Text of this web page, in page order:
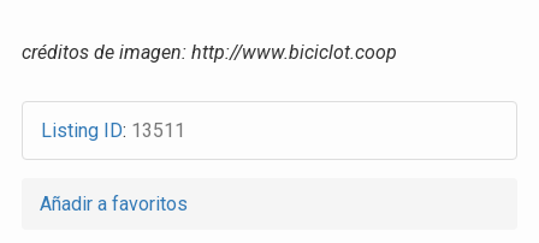
créditos de imagen: http://www.biciclot.coop
Listing ID: 13511
Añadir a favoritos